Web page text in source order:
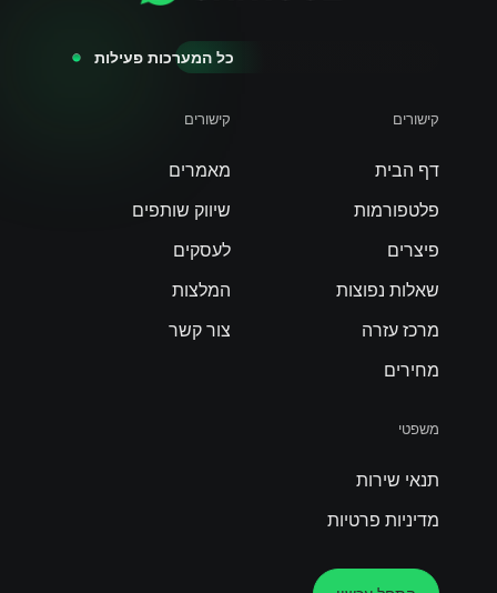
כל המערכות פעילות
קישורים
דף הבית
פלטפורמות
פיצרים
שאלות נפוצות
מרכז עזרה
מחירים
קישורים
מאמרים
שיווק שותפים
לעסקים
המלצות
צור קשר
משפטי
תנאי שירות
מדיניות פרטיות